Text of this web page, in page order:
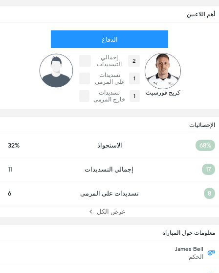
أهم اللاعبين
الدفاع
كريج فورسيث
2
إجمالي
التسديدات
1
تسديدات
على المرمى
1
تسديدات
خارج المرمى
الإحصائيات
68% الاستحواذ 32%
17 إجمالي التسديدات 11
8 تسديدات على المرمى 6
عرض الكل
معلومات حول المباراة
James Bell
الحكم